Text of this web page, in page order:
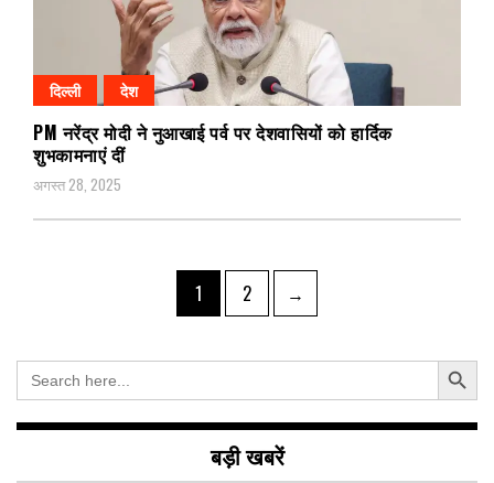
दिल्ली देश
PM नरेंद्र मोदी ने नुआखाई पर्व पर देशवासियों को हार्दिक
शुभकामनाएं दीं
अगस्त 28, 2025
Page
1 Page
2 →
Search
for:
Search Button
बड़ी खबरें